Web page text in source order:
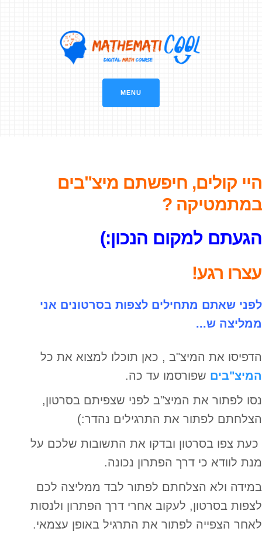
MENU
היי קולים, חיפשתם מיצ"בים
במתמטיקה ?
הגעתם למקום הנכון:)
עצרו רגע!
לפני שאתם מתחילים לצפות בסרטונים אני
ממליצה ש...
הדפיסו את המיצ"ב , כאן תוכלו למצוא את כל
המיצ"בים שפורסמו עד כה.
נסו לפתור את המיצ"ב לפני שצפיתם בסרטון,
הצלחתם לפתור את התרגילים נהדר:)
כעת צפו בסרטון ובדקו את התשובות שלכם על
מנת לוודא כי דרך הפתרון נכונה.
במידה ולא הצלחתם לפתור לבד ממליצה לכם
לצפות בסרטון, לעקוב אחרי דרך הפתרון ולנסות
לאחר הצפייה לפתור את התרגיל באופן עצמאי.